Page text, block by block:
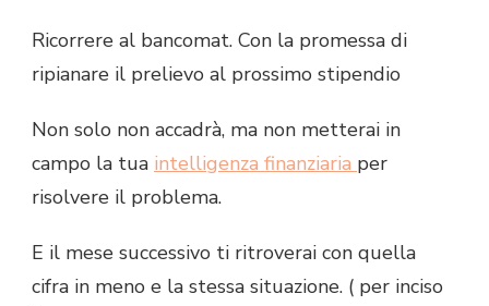
Ricorrere al bancomat. Con la promessa di
ripianare il prelievo al prossimo stipendio
Non solo non accadrà, ma non metterai in
campo la tua intelligenza finanziaria per
risolvere il problema.
E il mese successivo ti ritroverai con quella
cifra in meno e la stessa situazione. ( per inciso